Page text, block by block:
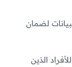
لضمان
الذين